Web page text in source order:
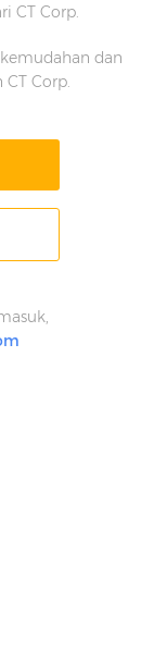
CT Corp.
dan
Corp.